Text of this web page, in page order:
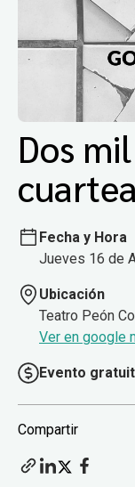
Dos
Fecha y Hora
Jueves 16 de
Ubicación
Teatro Peón
Ver en google
Evento
Compartir